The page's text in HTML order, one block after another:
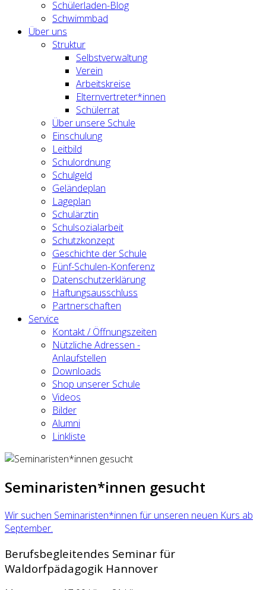
Schülerladen-Blog
Schwimmbad
Über uns
Struktur
Selbstverwaltung
Verein
Arbeitskreise
Elternvertreter*innen
Schülerrat
Über unsere Schule
Einschulung
Leitbild
Schulordnung
Schulgeld
Geländeplan
Lageplan
Schulärztin
Schulsozialarbeit
Schutzkonzept
Geschichte der Schule
Fünf-Schulen-Konferenz
Datenschutzerklärung
Haftungsausschluss
Partnerschaften
Service
Kontakt / Öffnungszeiten
Nützliche Adressen -
Anlaufstellen
Downloads
Shop unserer Schule
Videos
Bilder
Alumni
Linkliste
Seminaristen*innen gesucht
Wir suchen Seminaristen*innen für unseren neuen Kurs ab
September.
Berufsbegleitendes Seminar für
Waldorfpädagogik Hannover